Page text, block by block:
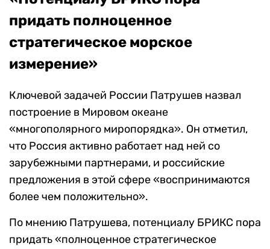
придать полноценное
стратегическое морское
измерение»
Ключевой задачей России Патрушев назвал
построение в Мировом океане
«многополярного миропорядка». Он отметил,
что Россия активно работает над ней со
зарубежными партнерами, и российские
предложения в этой сфере «воспринимаются
более чем положительно».
По мнению Патрушева, потенциалу БРИКС пора
придать «полноценное стратегическое